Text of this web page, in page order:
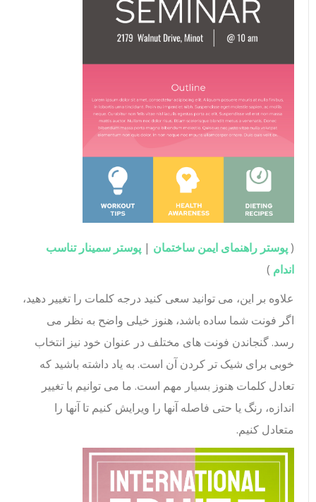
پوستر راهنمای ایمن ساختمان| پوستر سمینار تناسب
اندام)
علاوه بر این، می توانید سعی کنید درجه کلمات را تغییر دهید،
اگر فونت شما ساده باشد، هنوز خیلی واضح به نظر می
رسد. گنجاندن فونت های مختلف در عنوان خود نیز انتخاب
خوبی برای شیک تر کردن آن است. به یاد داشته باشید که
تعادل کلمات هنوز بسیار مهم است. ما می توانیم با تغییر
اندازه، رنگ یا حتی فاصله آنها را ویرایش کنیم تا آنها را
متعادل کنیم.